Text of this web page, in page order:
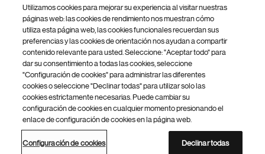
Footer Site Search
inferior
del
© 2026 Novartis AG
Política de privacidad Términos de uso
Accesibilidad
Configuración de cookies
Mapa del sitio
Utilizamos cookies para mejorar su experiencia al visitar nuestras
páginas web: las cookies de rendimiento nos muestran cómo
utiliza esta página web, las cookies funcionales recuerdan sus
preferencias y las cookies de orientación nos ayudan a compartir
contenido relevante para usted. Seleccione: "Aceptar todo" para
dar su consentimiento a todas las cookies, seleccione
"Configuración de cookies" para administrar las diferentes
cookies o seleccione "Declinar todas" para utilizar solo las
cookies estrictamente necesarias. Puede cambiar su
configuración de cookies en cualquier momento presionando el
enlace de configuración de cookies en la página web.
Configuración de cookies Declinar todas